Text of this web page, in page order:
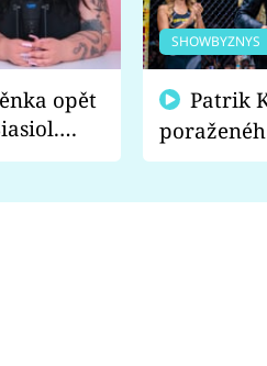
opět
a
SHOWBYZNYS
fanoušci